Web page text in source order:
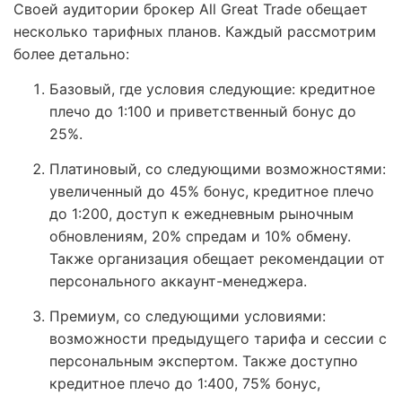
Своей аудитории брокер All Great Trade обещает
несколько тарифных планов. Каждый рассмотрим
более детально:
Базовый, где условия следующие: кредитное
плечо до 1:100 и приветственный бонус до
25%.
Платиновый, со следующими возможностями:
увеличенный до 45% бонус, кредитное плечо
до 1:200, доступ к ежедневным рыночным
обновлениям, 20% спредам и 10% обмену.
Также организация обещает рекомендации от
персонального аккаунт-менеджера.
Премиум, со следующими условиями:
возможности предыдущего тарифа и сессии с
персональным экспертом. Также доступно
кредитное плечо до 1:400, 75% бонус,